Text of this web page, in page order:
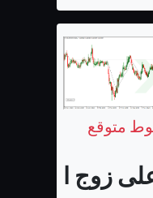
متوقع
زوج اليورو